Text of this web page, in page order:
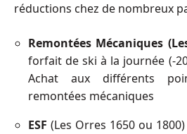
réductions chez de nombreux
Remontées Mécaniques
forfait de ski à la journée (-
Achat aux différents
remontées mécaniques
ESF (Les Orres 1650 ou